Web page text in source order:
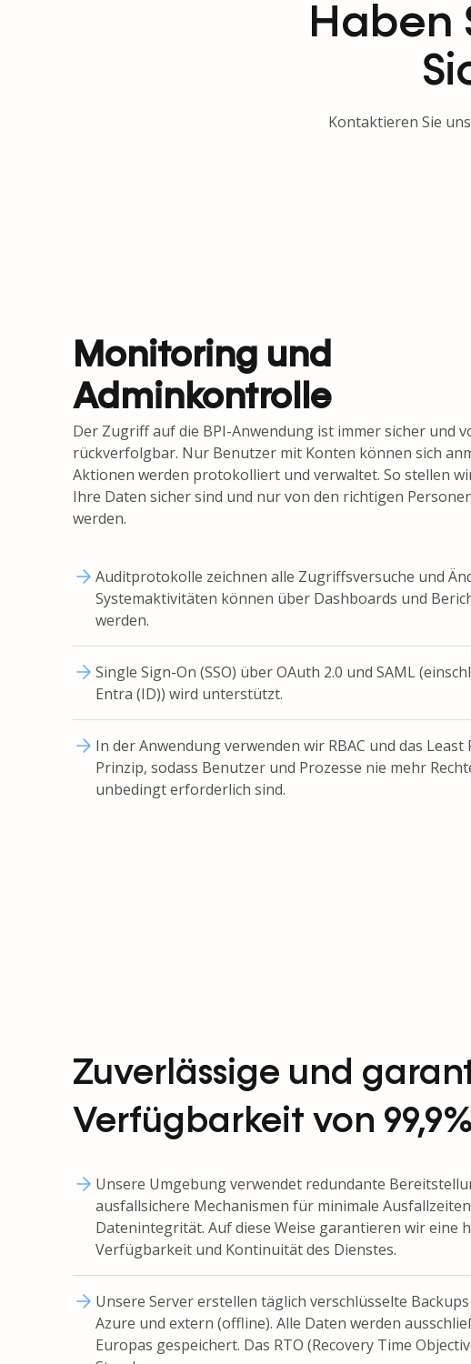
Haben
Kontaktieren Sie
Monitoring und
Adminkontrolle
Der Zugriff auf die BPI-Anwendung ist immer sicher und
rückverfolgbar. Nur Benutzer mit Konten können sich
Aktionen werden protokolliert und verwaltet. So stellen
Ihre Daten sicher sind und nur von den richtigen
werden.
Auditprotokolle zeichnen alle Zugriffsversuche und
Systemaktivitäten können über Dashboards und
werden.
Single Sign-On (SSO) über OAuth 2.0 und SAML
Entra (ID)) wird unterstützt.
In der Anwendung verwenden wir RBAC und das Least
Prinzip, sodass Benutzer und Prozesse nie mehr
unbedingt erforderlich sind.
Zuverlässige und
Verfügbarkeit von 99,9%
Unsere Umgebung verwendet redundante
ausfallsichere Mechanismen für minimale
Datenintegrität. Auf diese Weise garantieren wir eine
Verfügbarkeit und Kontinuität des Dienstes.
Unsere Server erstellen täglich verschlüsselte
Azure und extern (offline). Alle Daten werden
Europas gespeichert. Das RTO (Recovery Time